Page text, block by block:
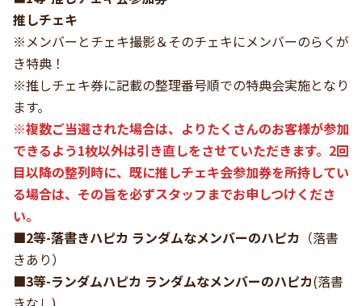
推しチェキ
※メンバーとチェキ撮影＆そのチェキにメンバーのらくが
き特典！
※推しチェキ券に記載の整理番号順での特典会実施となり
ます。
※複数ご当選された場合は、よりたくさんのお客様が参加
できるよう1枚以外は引き直しをさせていただきます。2回
目以降の整列時に、既に推しチェキ会参加券を所持してい
る場合は、その旨を必ずスタッフまでお申しつけくださ
い。
■2等-落書きハピカ ランダムなメンバーのハピカ （落書
きあり）
■3等-ランダムハピカ ランダムなメンバーのハピカ(落書